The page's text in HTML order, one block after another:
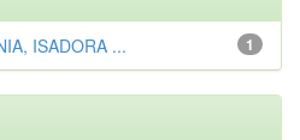
1
ISADORA ...